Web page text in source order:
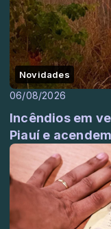
Novidades
06/08/2026
Incêndios em
Piauí e